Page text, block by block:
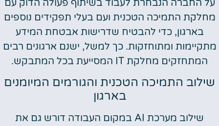
על החברה הנבחרת לעבוד בשיתוף פעולה הדוק עם
מחלקת התמיכה הטכנית ועם בעלי תפקידים נוספים
בארגון, כדי להבטיח שדרישות אבטחת המידע
מתקיימות ומתוחזקות. כך למשל, ישנם ארגונים רבים
המתחזקים מחלקת IT המסייעת בכל המתבקש.
שילוב התמיכה הטכנית והגורמים המיומנים
בארגון
שילוב מערכת AI במקום העבודה דורש גם את